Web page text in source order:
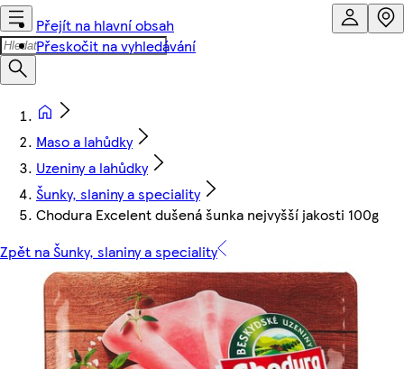
Přejít na hlavní obsah
Přeskočit na vyhledávání
Maso a lahůdky
Uzeniny a lahůdky
Šunky, slaniny a speciality
Chodura Excelent dušená šunka nejvyšší jakosti 100g
Zpět na Šunky, slaniny a speciality